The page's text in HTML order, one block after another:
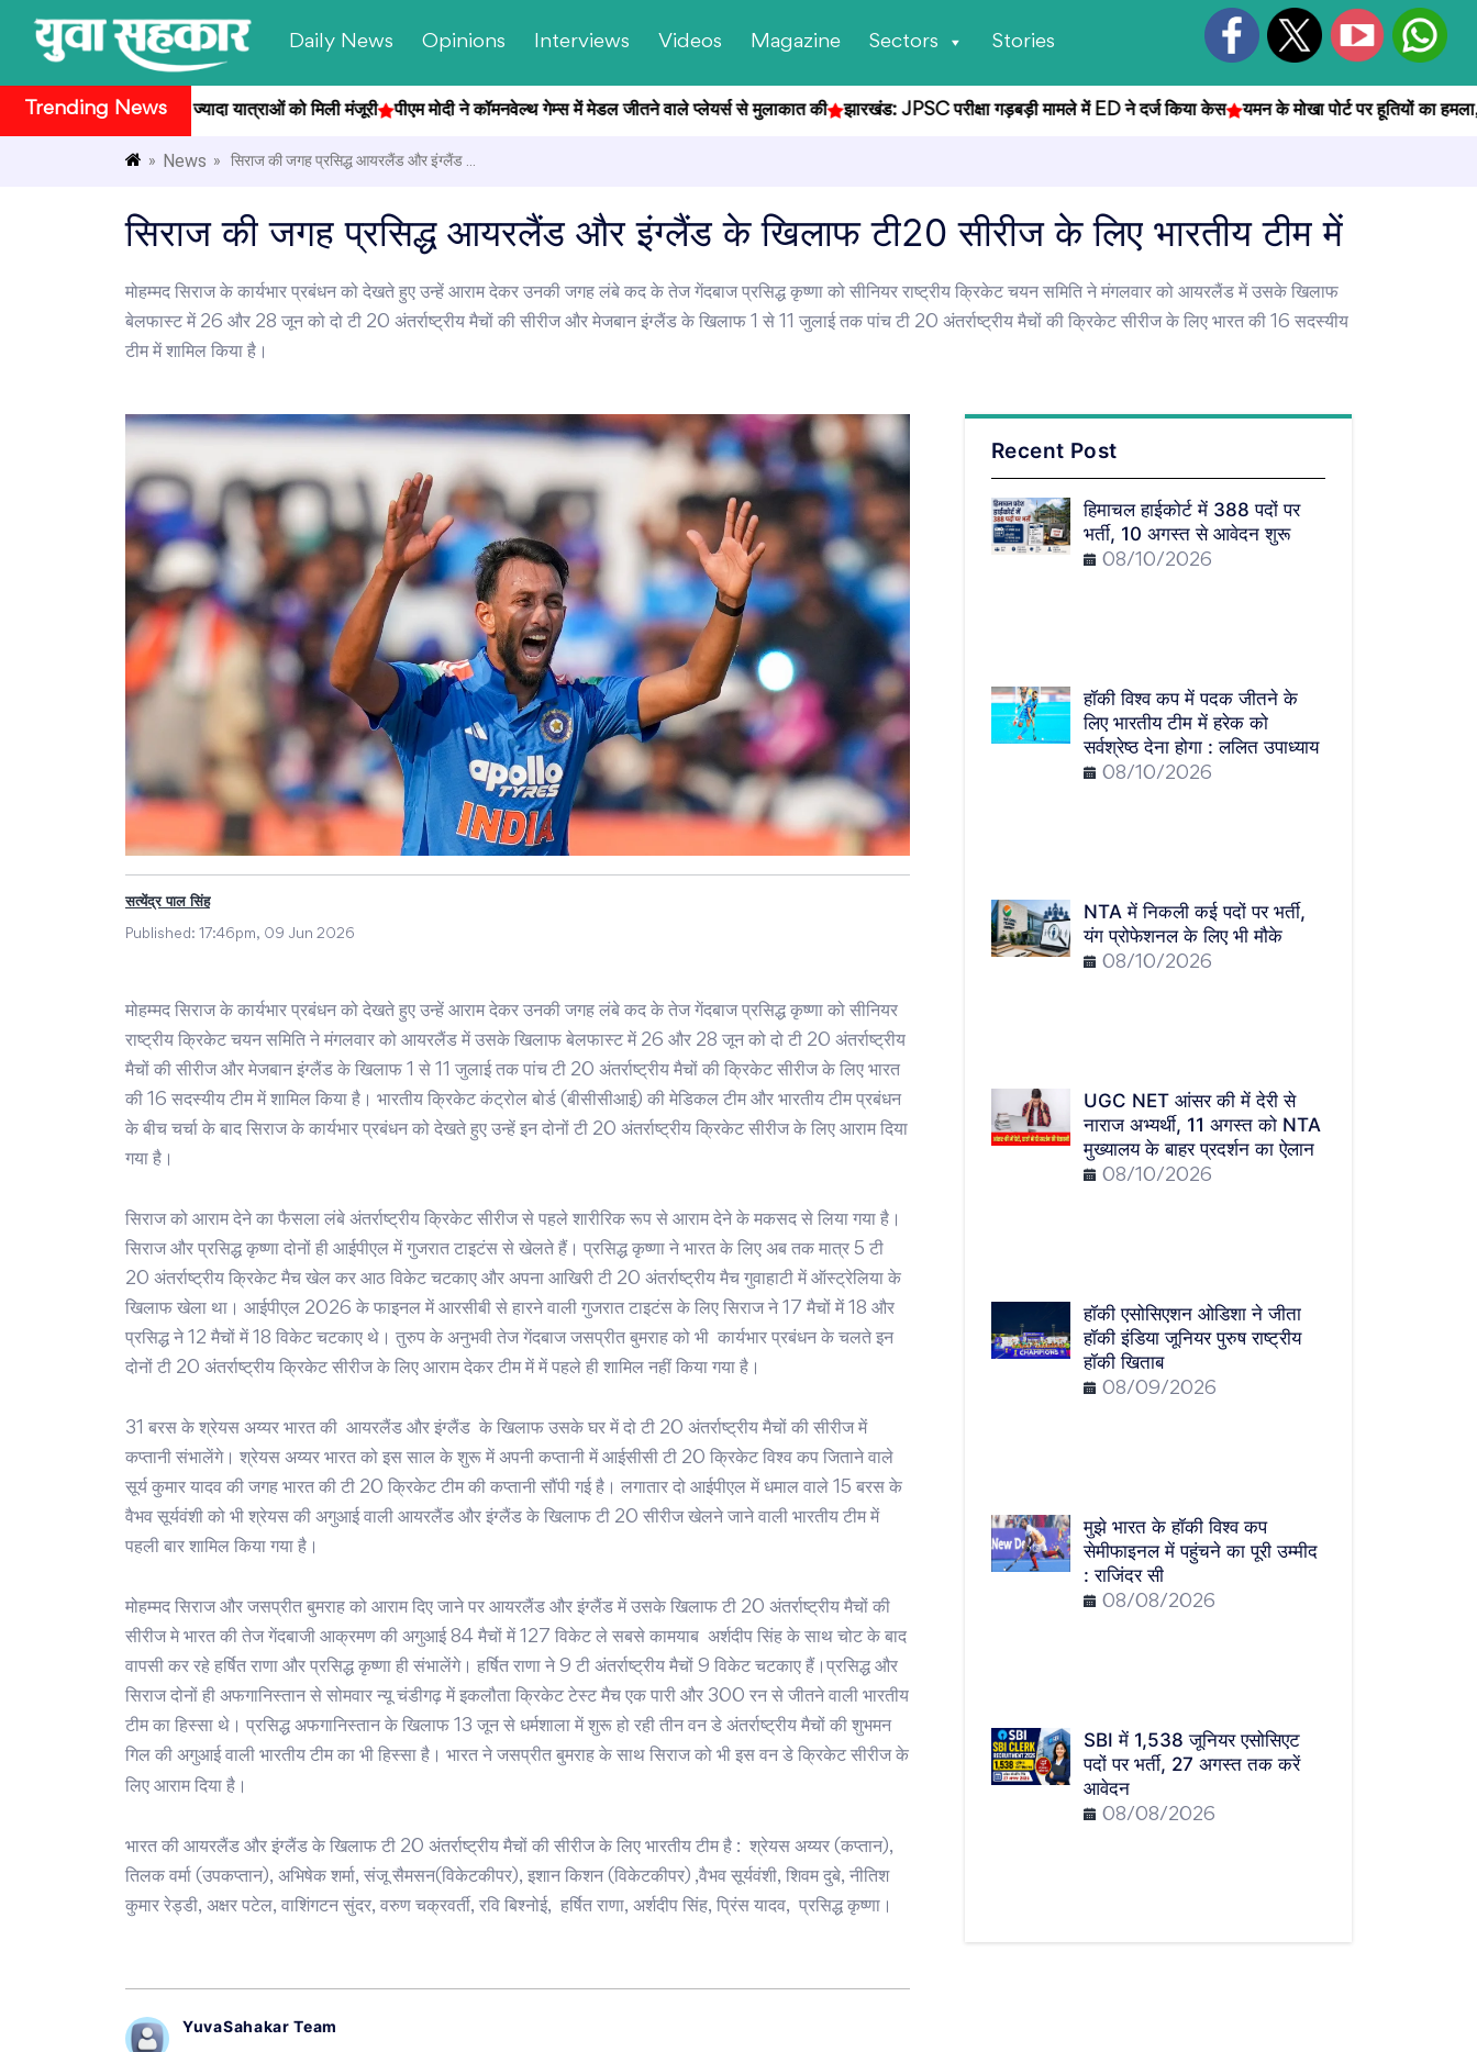
Daily News Opinions Interviews Videos Magazine Sectors Stories
Trending News
का आगाज, 1200 से ज्यादा यात्राओं को मिली मंजूरी पीएम मोदी ने कॉमनवेल्थ गेम्स में मेडल जीतने वाले प्लेयर्स से मुलाकात की झारखंड: JPSC परीक्षा गड़बड़ी मामले में ED ने दर्ज किया केस यमन के मोखा पोर्ट पर हूतियों का हमला, 7
» News » सिराज की जगह प्रसिद्ध आयरलैंड और इंग्लैंड ...
सिराज की जगह प्रसिद्ध आयरलैंड और इंग्लैंड के खिलाफ टी20 सीरीज के लिए भारतीय टीम में
मोहम्मद सिराज के कार्यभार प्रबंधन को देखते हुए उन्हें आराम देकर उनकी जगह लंबे कद के तेज गेंदबाज प्रसिद्ध कृष्णा को सीनियर राष्ट्रीय क्रिकेट चयन समिति ने मंगलवार को आयरलैंड में उसके खिलाफ
बेलफास्ट में 26 और 28 जून को दो टी 20 अंतर्राष्ट्रीय मैचों की सीरीज और मेजबान इंग्लैंड के खिलाफ 1 से 11 जुलाई तक पांच टी 20 अंतर्राष्ट्रीय मैचों की क्रिकेट सीरीज के लिए भारत की 16 सदस्यीय
टीम में शामिल किया है।
सत्येंद्र पाल सिंह
Published: 17:46pm, 09 Jun 2026
मोहम्मद सिराज के कार्यभार प्रबंधन को देखते हुए उन्हें आराम देकर उनकी जगह लंबे कद के तेज गेंदबाज प्रसिद्ध कृष्णा को सीनियर
राष्ट्रीय क्रिकेट चयन समिति ने मंगलवार को आयरलैंड में उसके खिलाफ बेलफास्ट में 26 और 28 जून को दो टी 20 अंतर्राष्ट्रीय
मैचों की सीरीज और मेजबान इंग्लैंड के खिलाफ 1 से 11 जुलाई तक पांच टी 20 अंतर्राष्ट्रीय मैचों की क्रिकेट सीरीज के लिए भारत
की 16 सदस्यीय टीम में शामिल किया है। भारतीय क्रिकेट कंट्रोल बोर्ड (बीसीसीआई) की मेडिकल टीम और भारतीय टीम प्रबंधन
के बीच चर्चा के बाद सिराज के कार्यभार प्रबंधन को देखते हुए उन्हें इन दोनों टी 20 अंतर्राष्ट्रीय क्रिकेट सीरीज के लिए आराम दिया
गया है।
सिराज को आराम देने का फैसला लंबे अंतर्राष्ट्रीय क्रिकेट सीरीज से पहले शारीरिक रूप से आराम देने के मकसद से लिया गया है।
सिराज और प्रसिद्ध कृष्णा दोनों ही आईपीएल में गुजरात टाइटंस से खेलते हैं। प्रसिद्ध कृष्णा ने भारत के लिए अब तक मात्र 5 टी
20 अंतर्राष्ट्रीय क्रिकेट मैच खेल कर आठ विकेट चटकाए और अपना आखिरी टी 20 अंतर्राष्ट्रीय मैच गुवाहाटी में ऑस्ट्रेलिया के
खिलाफ खेला था। आईपीएल 2026 के फाइनल में आरसीबी से हारने वाली गुजरात टाइटंस के लिए सिराज ने 17 मैचों में 18 और
प्रसिद्ध ने 12 मैचों में 18 विकेट चटकाए थे। तुरुप के अनुभवी तेज गेंदबाज जसप्रीत बुमराह को भी कार्यभार प्रबंधन के चलते इन
दोनों टी 20 अंतर्राष्ट्रीय क्रिकेट सीरीज के लिए आराम देकर टीम में में पहले ही शामिल नहीं किया गया है।
31 बरस के श्रेयस अय्यर भारत की आयरलैंड और इंग्लैंड के खिलाफ उसके घर में दो टी 20 अंतर्राष्ट्रीय मैचों की सीरीज में
कप्तानी संभालेंगे। श्रेयस अय्यर भारत को इस साल के शुरू में अपनी कप्तानी में आईसीसी टी 20 क्रिकेट विश्व कप जिताने वाले
सूर्य कुमार यादव की जगह भारत की टी 20 क्रिकेट टीम की कप्तानी सौंपी गई है। लगातार दो आईपीएल में धमाल वाले 15 बरस के
वैभव सूर्यवंशी को भी श्रेयस की अगुआई वाली आयरलैंड और इंग्लैंड के खिलाफ टी 20 सीरीज खेलने जाने वाली भारतीय टीम में
पहली बार शामिल किया गया है।
मोहम्मद सिराज और जसप्रीत बुमराह को आराम दिए जाने पर आयरलैंड और इंग्लैंड में उसके खिलाफ टी 20 अंतर्राष्ट्रीय मैचों की
सीरीज मे भारत की तेज गेंदबाजी आक्रमण की अगुआई 84 मैचों में 127 विकेट ले सबसे कामयाब अर्शदीप सिंह के साथ चोट के बाद
वापसी कर रहे हर्षित राणा और प्रसिद्ध कृष्णा ही संभालेंगे। हर्षित राणा ने 9 टी अंतर्राष्ट्रीय मैचों 9 विकेट चटकाए हैं।प्रसिद्ध और
सिराज दोनों ही अफगानिस्तान से सोमवार न्यू चंडीगढ़ में इकलौता क्रिकेट टेस्ट मैच एक पारी और 300 रन से जीतने वाली भारतीय
टीम का हिस्सा थे। प्रसिद्ध अफगानिस्तान के खिलाफ 13 जून से धर्मशाला में शुरू हो रही तीन वन डे अंतर्राष्ट्रीय मैचों की शुभमन
गिल की अगुआई वाली भारतीय टीम का भी हिस्सा है। भारत ने जसप्रीत बुमराह के साथ सिराज को भी इस वन डे क्रिकेट सीरीज के
लिए आराम दिया है।
भारत की आयरलैंड और इंग्लैंड के खिलाफ टी 20 अंतर्राष्ट्रीय मैचों की सीरीज के लिए भारतीय टीम है : श्रेयस अय्यर (कप्तान),
तिलक वर्मा (उपकप्तान), अभिषेक शर्मा, संजू सैमसन(विकेटकीपर), इशान किशन (विकेटकीपर) ,वैभव सूर्यवंशी, शिवम दुबे, नीतिश
कुमार रेड्डी, अक्षर पटेल, वाशिंगटन सुंदर, वरुण चक्रवर्ती, रवि बिश्नोई, हर्षित राणा, अर्शदीप सिंह, प्रिंस यादव, प्रसिद्ध कृष्णा।
YuvaSahakar Team
Recent Post
हिमाचल हाईकोर्ट में 388 पदों पर
भर्ती, 10 अगस्त से आवेदन शुरू
08/10/2026
हॉकी विश्व कप में पदक जीतने के
लिए भारतीय टीम में हरेक को
सर्वश्रेष्ठ देना होगा : ललित उपाध्याय
08/10/2026
NTA में निकली कई पदों पर भर्ती,
यंग प्रोफेशनल के लिए भी मौके
08/10/2026
UGC NET आंसर की में देरी से
नाराज अभ्यर्थी, 11 अगस्त को NTA
मुख्यालय के बाहर प्रदर्शन का ऐलान
08/10/2026
हॉकी एसोसिएशन ओडिशा ने जीता
हॉकी इंडिया जूनियर पुरुष राष्ट्रीय
हॉकी खिताब
08/09/2026
मुझे भारत के हॉकी विश्व कप
सेमीफाइनल में पहुंचने का पूरी उम्मीद
: राजिंदर सी
08/08/2026
SBI में 1,538 जूनियर एसोसिएट
पदों पर भर्ती, 27 अगस्त तक करें
आवेदन
08/08/2026